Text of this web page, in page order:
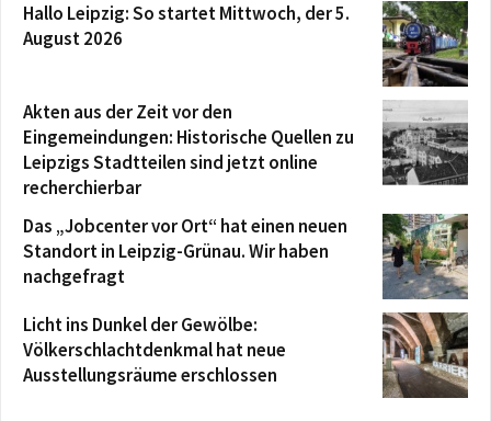
Hallo Leipzig: So startet Mittwoch, der 5.
August 2026
Akten aus der Zeit vor den
Eingemeindungen: Historische Quellen zu
Leipzigs Stadtteilen sind jetzt online
recherchierbar
Das „Jobcenter vor Ort“ hat einen neuen
Standort in Leipzig-Grünau. Wir haben
nachgefragt
Licht ins Dunkel der Gewölbe:
Völkerschlachtdenkmal hat neue
Ausstellungsräume erschlossen